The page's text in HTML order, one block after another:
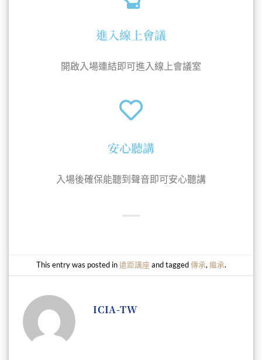
進入線上會議
開啟入場連結即可進入線上會議室
安心聽講
入場後確保能聽到聲音即可安心聽講
This entry was posted in遠距講座 and tagged傳承, 繼承.
ICIA-TW